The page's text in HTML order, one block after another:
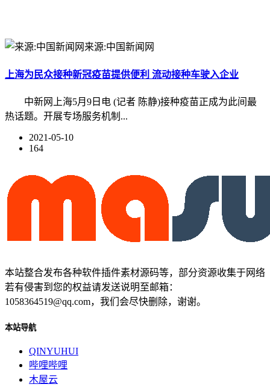
来源:中国新闻网
上海为民众接种新冠疫苗提供便利 流动接种车驶入企业
中新网上海5月9日电 (记者 陈静)接种疫苗正成为此间最
热话题。开展专场服务机制...
2021-05-10
164
本站整合发布各种软件插件素材源码等，部分资源收集于网络
若有侵害到您的权益请发送说明至邮箱：
1058364519@qq.com，我们会尽快删除，谢谢。
本站导航
QINYUHUI
哔哩哔哩
木屋云